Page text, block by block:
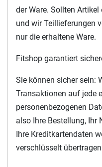
der Ware. Sollten
und wir Teillieferungen
nur die erhaltene Ware.
Fitshop garantiert
Sie können sicher sein:
Transaktionen auf jede
personenbezogenen
also Ihre Bestellung, Ihr
Ihre Kreditkartendaten
verschlüsselt